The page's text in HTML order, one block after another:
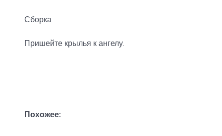
Сборка
Пришейте крылья к ангелу.
Похожее: